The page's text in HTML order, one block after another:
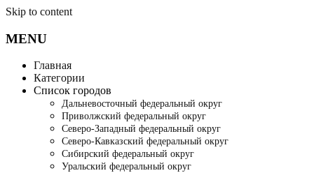
Skip to content
MENU
Главная
Категории
Список городов
Дальневосточный федеральный округ
Приволжский федеральный округ
Северо-Западный федеральный округ
Северо-Кавказский федеральный округ
Сибирский федеральный округ
Уральский федеральный округ